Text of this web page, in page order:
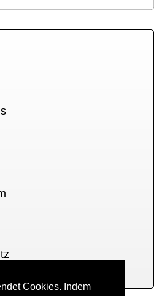
Cookies. Indem